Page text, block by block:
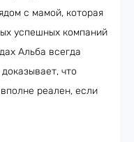
с мамой, которая
успешных компаний
Альба всегда
что
реален, если